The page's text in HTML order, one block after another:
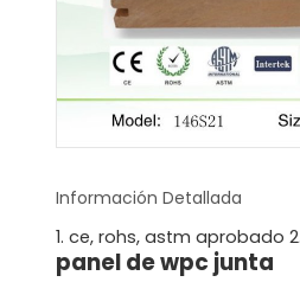
Información Detallada
1. ce, rohs, astm aprobado
panel de wpc junta